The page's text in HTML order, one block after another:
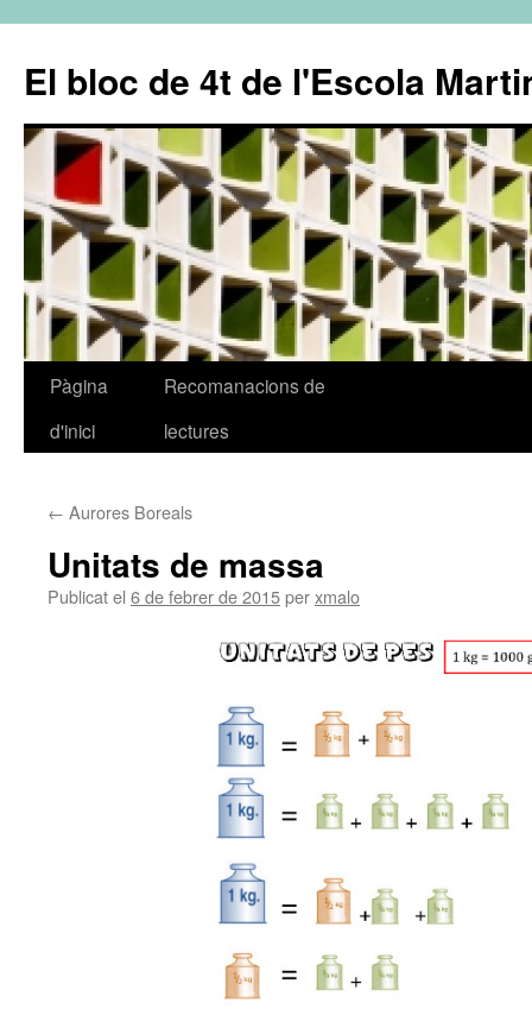
El bloc de 4t de l'Escola
Vés
Pàgina
d'inici
Recomanacions de
lectures
← Aurores Boreals
Unitats de massa
Publicat el 6 de febrer de 2015perxmalo